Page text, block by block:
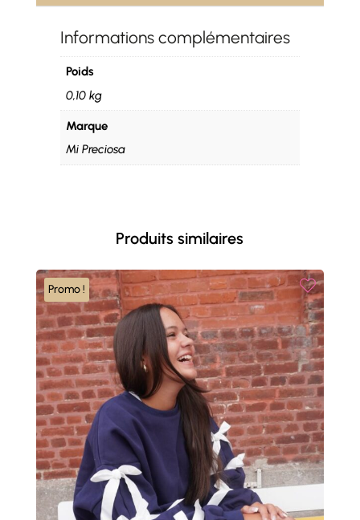
Informations complémentaires
Poids
0,10 kg
Marque
Mi Preciosa
Produits similaires
Promo !